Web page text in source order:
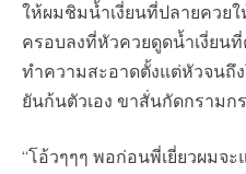
ให้ผมชิมน้ำเงี่ยนที่ปลายควย
ครอบลงที่หัวควยดูดน้ำเงี่ยน
ทำความสะอาดตั้งแต่หัวจนถึ
ยันก้นตัวเอง ขาสั่นกัดกรามก
“โอ้วๆๆๆ พอก่อนพี่เยี่ยวผมจ